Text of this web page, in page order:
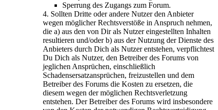
Sperrung des Zugangs zum Forum.
4. Sollten Dritte oder andere Nutzer den Anbieter
wegen möglicher Rechtsverstöße in Anspruch nehmen,
die a) aus den von Dir als Nutzer eingestellten Inhalten
resultieren und/oder b) aus der Nutzung der Dienste des
Anbieters durch Dich als Nutzer entstehen, verpflichtest
Du Dich als Nutzer, den Betreiber des Forums von
jeglichen Ansprüchen, einschließlich
Schadensersatzansprüchen, freizustellen und dem
Betreiber des Forums die Kosten zu ersetzen, die
diesem wegen der möglichen Rechtsverletzung
entstehen. Der Betreiber des Forums wird insbesondere